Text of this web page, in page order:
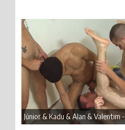
Júnior & Kadu & Alan & Valentim -